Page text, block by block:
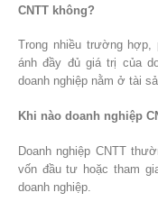
CNTT không?
Trong nhiều trường hợp,
ánh đầy đủ giá trị của
doanh nghiệp nằm ở tài
Khi nào doanh nghiệp
Doanh nghiệp CNTT
vốn đầu tư hoặc tham
doanh nghiệp.